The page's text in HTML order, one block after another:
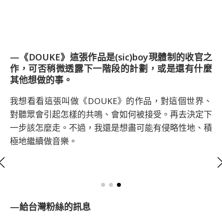
—《DOUKE》這張作品是(sic)boy現體制的收官之
作，可否稍微透露下一階段的計劃，或是還有什麼
其他想做的事。
我想看看這張叫做《DOUKE》的作品，對這個世界、
對聽眾會引起怎樣的共鳴、會如何被接受。再去決定下
一步該怎麼走。不過，我還是想盡可能有侵略性地、積
極地繼續做音樂。
—給台灣粉絲的訊息